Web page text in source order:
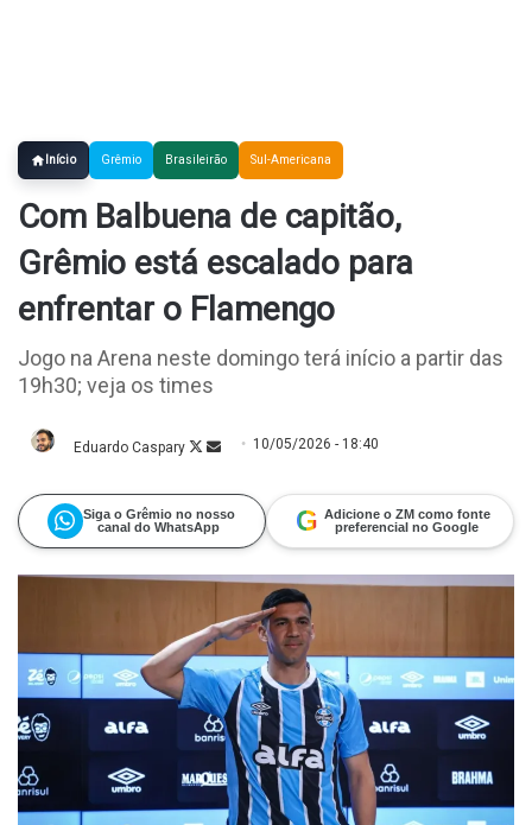
Início Grêmio Brasileirão Sul-Americana
Com Balbuena de capitão,
Grêmio está escalado para
enfrentar o Flamengo
Jogo na Arena neste domingo terá início a partir das
19h30; veja os times
Eduardo Caspary FollowMande
10/05/2026 - 18:40
Siga o Grêmio no nosso
canal do WhatsApp
G Adicione o ZM como fonte
preferencial no Google